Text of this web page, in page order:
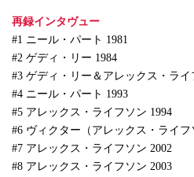
再録インタヴュー
#1 ニール・パート 1981
#2 ゲディ・リー 1984
#3 ゲディ・リー＆アレックス・ライ
#4 ニール・パート 1993
#5 アレックス・ライフソン 1994
#6 ヴィクター（アレックス・ライフ
#7 アレックス・ライフソン 2002
#8 アレックス・ライフソン 2003